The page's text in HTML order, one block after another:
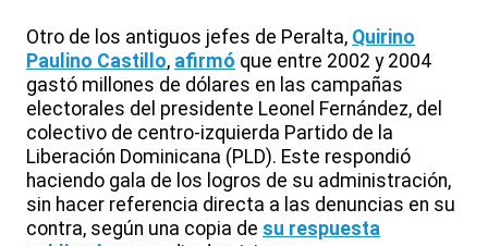
Otro de los antiguos jefes de Peralta, Quirino
Paulino Castillo, afirmó que entre 2002 y 2004
gastó millones de dólares en las campañas
electorales del presidente Leonel Fernández, del
colectivo de centro-izquierda Partido de la
Liberación Dominicana (PLD). Este respondió
haciendo gala de los logros de su administración,
sin hacer referencia directa a las denuncias en su
contra, según una copia de su respuesta